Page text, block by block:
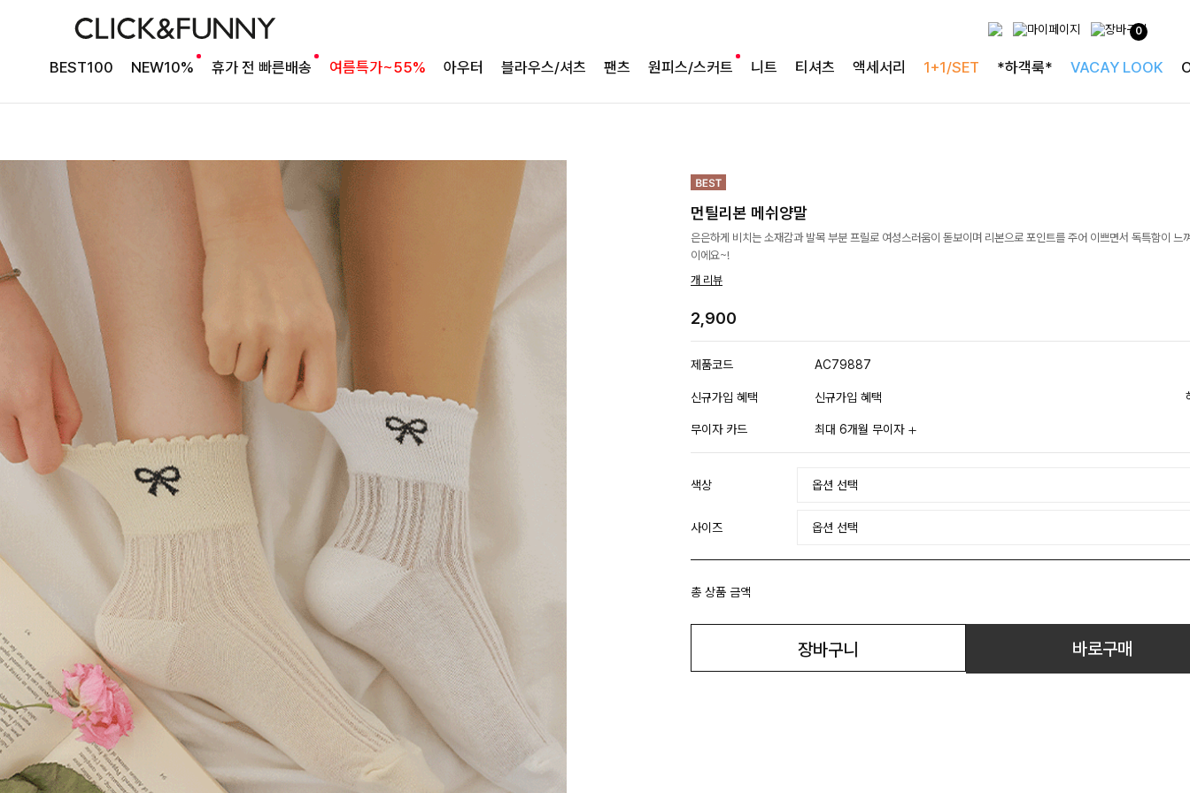
0
BEST100 NEW10% 휴가 전 빠른배송 여름특가~55% 아우터 블라우스/셔츠 팬츠 원피스/스커트 니트 티셔츠 액세서리 1+1/SET *하객룩* VACAY LOOK
먼틸리본 메쉬양말
은은하게 비치는 소재감과 발목 부분 프릴로 여성스러움이 돋보이며 리본으로 포인트를 주어 이쁘면서 독특함이 느
이에요~!
개 리뷰
2,900
제품코드 AC79887
신규가입 혜택 신규가입 혜택
무이자 카드 최대 6개월 무이자
색상
사이즈
총 상품 금액
장바구니 바로구매